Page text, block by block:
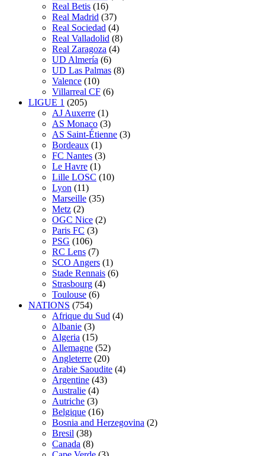
Real Betis (16)
Real Madrid (37)
Real Sociedad (4)
Real Valladolid (8)
Real Zaragoza (4)
UD Almería (6)
UD Las Palmas (8)
Valence (10)
Villarreal CF (6)
LIGUE 1 (205)
AJ Auxerre (1)
AS Monaco (3)
AS Saint-Étienne (3)
Bordeaux (1)
FC Nantes (3)
Le Havre (1)
Lille LOSC (10)
Lyon (11)
Marseille (35)
Metz (2)
OGC Nice (2)
Paris FC (3)
PSG (106)
RC Lens (7)
SCO Angers (1)
Stade Rennais (6)
Strasbourg (4)
Toulouse (6)
NATIONS (754)
Afrique du Sud (4)
Albanie (3)
Algeria (15)
Allemagne (52)
Angleterre (20)
Arabie Saoudite (4)
Argentine (43)
Australie (4)
Autriche (3)
Belgique (16)
Bosnia and Herzegovina (2)
Bresil (38)
Canada (8)